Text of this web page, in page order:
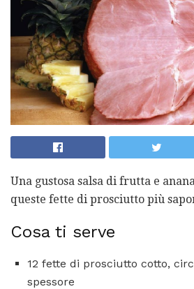
Una gustosa salsa di frutta e
queste fette di prosciutto più
Cosa ti serve
12 fette di prosciutto cotto,
spessore